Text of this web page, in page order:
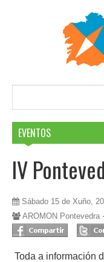
EVENTOS
IV
Sábado 15 de Xuño,
AROMON Pontevedra
Toda a información